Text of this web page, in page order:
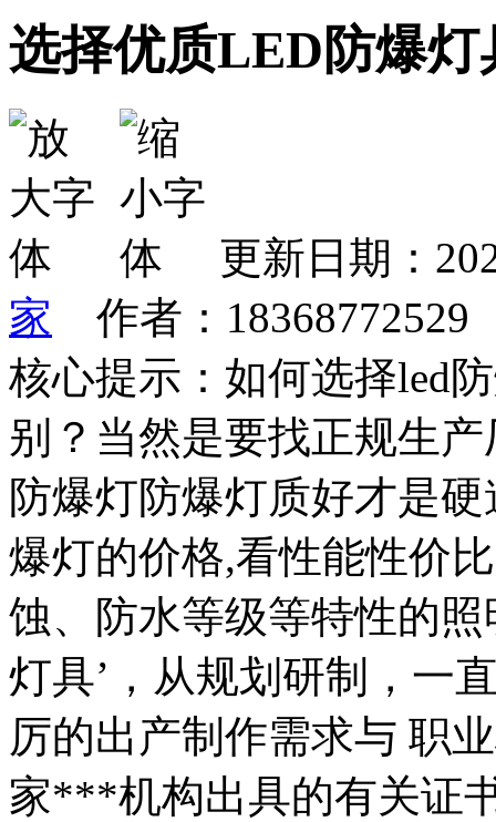
选择优质LED防爆
更新日期：
家 作者：
核心提示：如何选择led
别？当然是要找正规生
防爆灯防爆灯质好才是
爆灯的价格,看性能性价
蚀、防水等级等特性的
灯具’，从规划研制，一
厉的出产制作需求与 职
家***机构出具的有关证